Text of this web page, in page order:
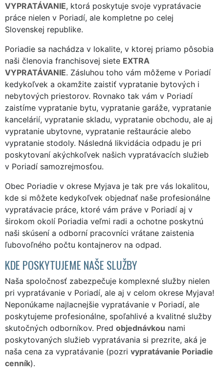
VYPRATÁVANIE, ktorá poskytuje svoje vypratávacie
práce nielen v Poriadí, ale kompletne po celej
Slovenskej republike.
Poriadie sa nachádza v lokalite, v ktorej priamo pôsobia
naši členovia franchisovej siete EXTRA
VYPRATÁVANIE. Zásluhou toho vám môžeme v Poriadí
kedykoľvek a okamžite zaistiť vypratanie bytových i
nebytových priestorov. Rovnako tak vám v Poriadí
zaistíme vypratanie bytu, vypratanie garáže, vypratanie
kancelárií, vypratanie skladu, vypratanie obchodu, ale aj
vypratanie ubytovne, vypratanie reštaurácie alebo
vypratanie stodoly. Následná likvidácia odpadu je pri
poskytovaní akýchkoľvek našich vypratávacích služieb
v Poriadí samozrejmosťou.
Obec Poriadie v okrese Myjava je tak pre vás lokalitou,
kde si môžete kedykoľvek objednať naše profesionálne
vypratávacie práce, ktoré vám práve v Poriadí aj v
širokom okolí Poriadia veľmi radi a ochotne poskytnú
naši skúsení a odborní pracovníci vrátane zaistenia
ľubovoľného počtu kontajnerov na odpad.
KDE POSKYTUJEME NAŠE SLUŽBY
Naša spoločnosť zabezpečuje komplexné služby nielen
pri vypratávanie v Poriadí, ale aj v celom okrese Myjava!
Neponúkame najlacnejšie vypratávanie v Poriadí, ale
poskytujeme profesionálne, spoľahlivé a kvalitné služby
skutočných odborníkov. Pred objednávkou nami
poskytovaných služieb vypratávania si prezrite, aká je
naša cena za vypratávanie (pozri vypratávanie Poriadie
cenník).